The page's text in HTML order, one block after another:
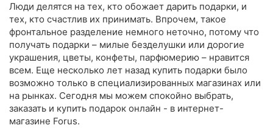
Люди делятся на тех, кто обожает дарить подарки, и
тех, кто счастлив их принимать. Впрочем, такое
фронтальное разделение немного неточно, потому что
получать подарки – милые безделушки или дорогие
украшения, цветы, конфеты, парфюмерию – нравится
всем. Еще несколько лет назад купить подарки было
возможно только в специализированных магазинах или
на рынках. Сегодня мы можем спокойно выбрать,
заказать и купить подарок онлайн - в интернет-
магазине Forus.